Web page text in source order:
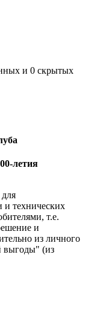
и 0 скрытых
летия
и технических
т.е.
и
из личного
выгоды" (из